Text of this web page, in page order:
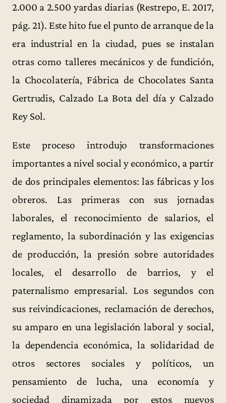
2.000 a 2.500 yardas diarias (Restrepo, E. 2017,
pág. 21). Este hito fue el punto de arranque de la
era industrial en la ciudad, pues se instalan
otras como talleres mecánicos y de fundición,
la Chocolatería, Fábrica de Chocolates Santa
Gertrudis, Calzado La Bota del día y Calzado
Rey Sol.
Este proceso introdujo transformaciones
importantes a nivel social y económico, a partir
de dos principales elementos: las fábricas y los
obreros. Las primeras con sus jornadas
laborales, el reconocimiento de salarios, el
reglamento, la subordinación y las exigencias
de producción, la presión sobre autoridades
locales, el desarrollo de barrios, y el
paternalismo empresarial. Los segundos con
sus reivindicaciones, reclamación de derechos,
su amparo en una legislación laboral y social,
la dependencia económica, la solidaridad de
otros sectores sociales y políticos, un
pensamiento de lucha, una economía y
sociedad dinamizada por estos nuevos